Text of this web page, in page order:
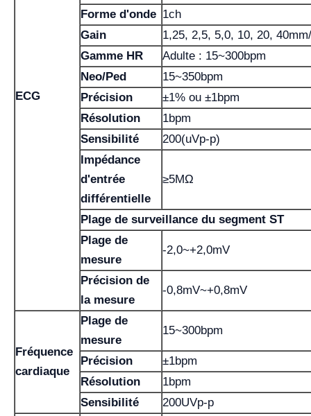
ECG
Forme d'onde 1ch
Gain
1,25, 2,5, 5,0, 10, 20,
Gamme HR
Adulte : 15~300bpm
Neo/Ped
15~350bpm
Précision
±1% ou ±1bpm
Résolution
1bpm
Sensibilité
200(uVp-p)
Impédance
d'entrée
différentielle
≥5MΩ
Plage de surveillance du segment ST
Plage de
mesure
-2,0~+2,0mV
Précision de
la mesure
-0,8mV~+0,8mV
Fréquence
cardiaque
Plage de
mesure
15~300bpm
Précision
±1bpm
Résolution
1bpm
Sensibilité
200UVp-p